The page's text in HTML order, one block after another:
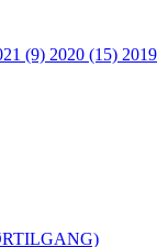
(9) 2020 (15) 2019